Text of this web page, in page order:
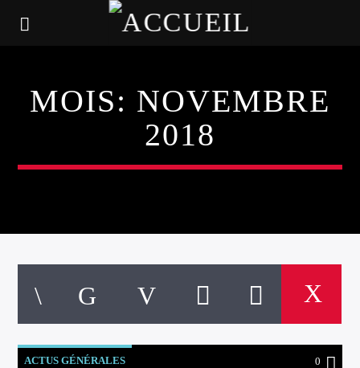
MOIS: NOVEMBRE
2018
ACTUS GÉNÉRALES 0